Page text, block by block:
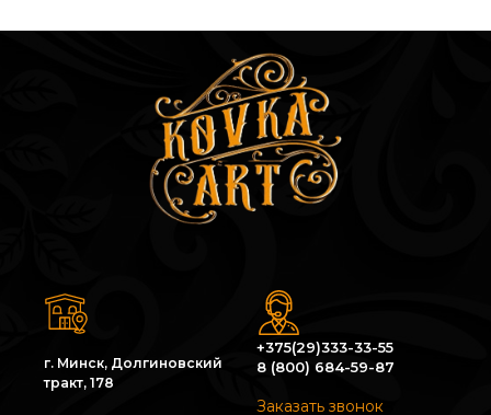
г. Минск, Долгиновский
тракт, 178
+375(29)333-33-55
8 (800) 684-59-87
Заказать звонок